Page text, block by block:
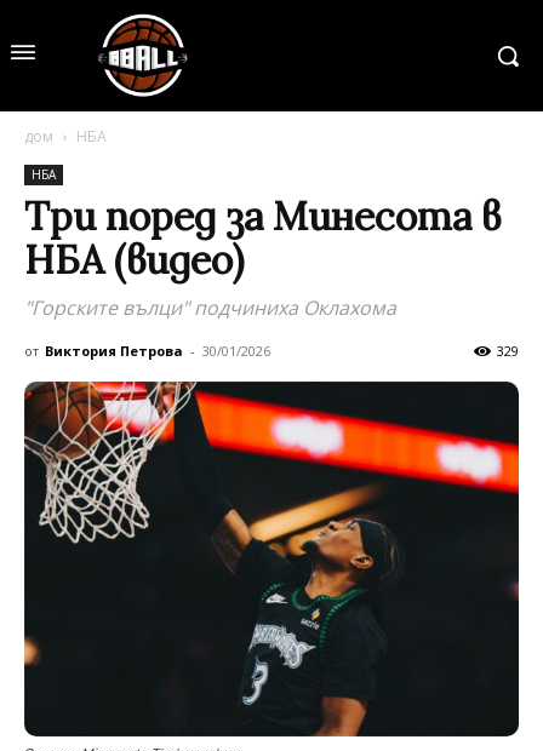
дом НБА
НБА
Три поред за Минесота в
НБА (видео)
"Горските вълци" подчиниха Оклахома
от Виктория Петрова - 30/01/2026 329